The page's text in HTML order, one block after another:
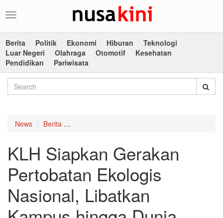
Toggle
Berita
Politik Ekonomi Hiburan
Teknologi
Luar Negeri
Olahraga Otomotif
Kesehatan
Pendidikan
Pariwisata
News Berita
KLH Siapkan Gerakan
Pertobatan Ekologis
Nasional, Libatkan